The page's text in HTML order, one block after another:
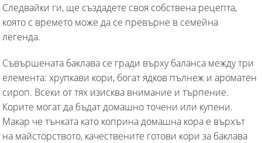
Следвайки ги, ще създадете своя собствена рецепта,
която с времето може да се превърне в семейна
легенда.
Съвършената баклава се гради върху баланса между три
елемента: хрупкави кори, богат ядков пълнеж и ароматен
сироп. Всеки от тях изисква внимание и търпение.
Корите могат да бъдат домашно точени или купени.
Макар че тънката като коприна домашна кора е върхът
на майсторството, качествените готови кори за баклава